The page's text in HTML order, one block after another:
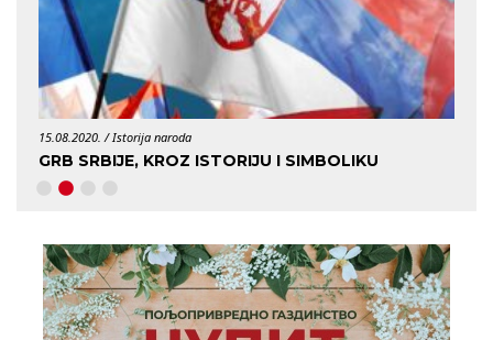
15.08.2020. / Istorija naroda
GRB SRBIJE, KROZ ISTORIJU I SIMBOLIKU